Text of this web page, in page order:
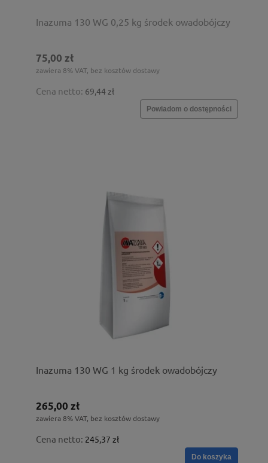
Inazuma 130 WG 0,25 kg środek owadobójczy
75,00 zł
zawiera 8% VAT, bez kosztów dostawy
Cena netto: 69,44 zł
Powiadom o dostępności
Inazuma 130 WG 1 kg środek owadobójczy
265,00 zł
zawiera 8% VAT, bez kosztów dostawy
Cena netto: 245,37 zł
Do koszyka